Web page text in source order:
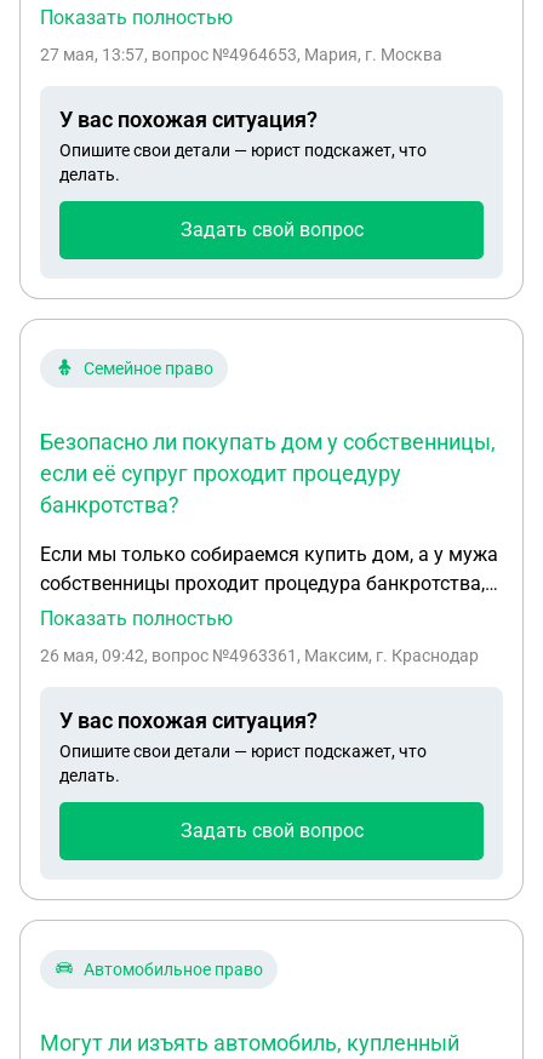
хватает 9 таблеток должно быть 30 штук, пришло
что нужно прийти в аптеку и сказать что
а вы упаковку таблеток Пришли в аптеку,
сослались на 51 указ Что делать?
Показать полностью
27 мая, 13:57, вопрос №4964653, Мария, г. Москва
У вас похожая ситуация?
Опишите свои детали — юрист подскажет, что
делать.
Задать свой вопрос
Семейное право
Безопасно ли покупать дом у собственницы,
если её супруг проходит процедуру
банкротства?
Если мы только собираемся купить дом, а у мужа
собственницы проходит процедура банкротства,
да ещё как я понял они собираются развестись
себе другое жильё, чтобы у неё не возникло
банкротство. Жильё куплено собственницей за
год до вступления в брак.Благодарю за ответ.
Показать полностью
26 мая, 09:42, вопрос №4963361, Максим, г. Краснодар
У вас похожая ситуация?
Опишите свои детали — юрист подскажет, что
делать.
Задать свой вопрос
Автомобильное право
Могут ли изъять автомобиль, купленный